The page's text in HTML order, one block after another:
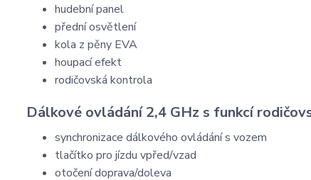
hudební panel
přední osvětlení
kola z pěny EVA
houpací efekt
rodičovská kontrola
Dálkové ovládání 2,4 GHz s funkcí
synchronizace dálkového ovládání s vozem
tlačítko pro jízdu vpřed/vzad
otočení doprava/doleva